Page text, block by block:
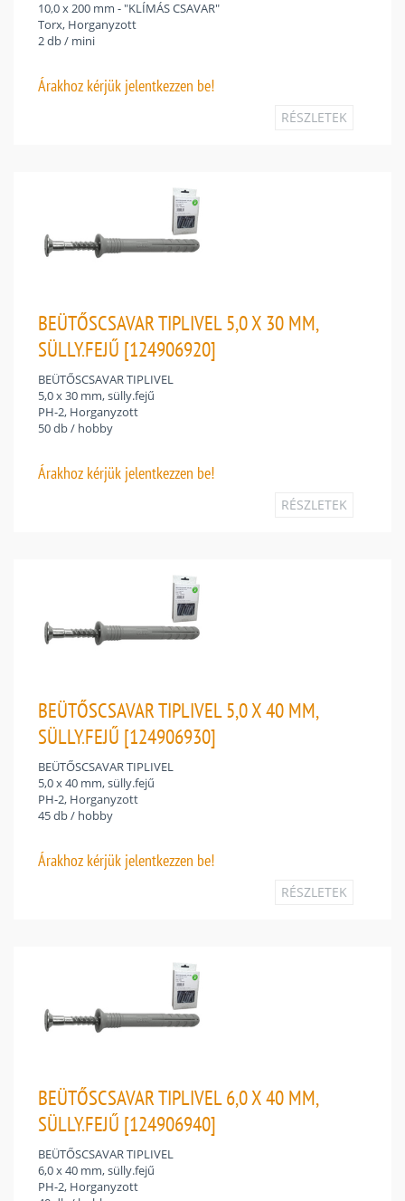
10,0 x 200 mm - "KLÍMÁS CSAVAR"
Torx, Horganyzott
2 db / mini
Árakhoz kérjük jelentkezzen be!
RÉSZLETEK
BEÜTŐSCSAVAR TIPLIVEL 5,0 X 30 MM,
SÜLLY.FEJŰ [124906920]
BEÜTŐSCSAVAR TIPLIVEL
5,0 x 30 mm, sülly.fejű
PH-2, Horganyzott
50 db / hobby
Árakhoz kérjük jelentkezzen be!
RÉSZLETEK
BEÜTŐSCSAVAR TIPLIVEL 5,0 X 40 MM,
SÜLLY.FEJŰ [124906930]
BEÜTŐSCSAVAR TIPLIVEL
5,0 x 40 mm, sülly.fejű
PH-2, Horganyzott
45 db / hobby
Árakhoz kérjük jelentkezzen be!
RÉSZLETEK
BEÜTŐSCSAVAR TIPLIVEL 6,0 X 40 MM,
SÜLLY.FEJŰ [124906940]
BEÜTŐSCSAVAR TIPLIVEL
6,0 x 40 mm, sülly.fejű
PH-2, Horganyzott